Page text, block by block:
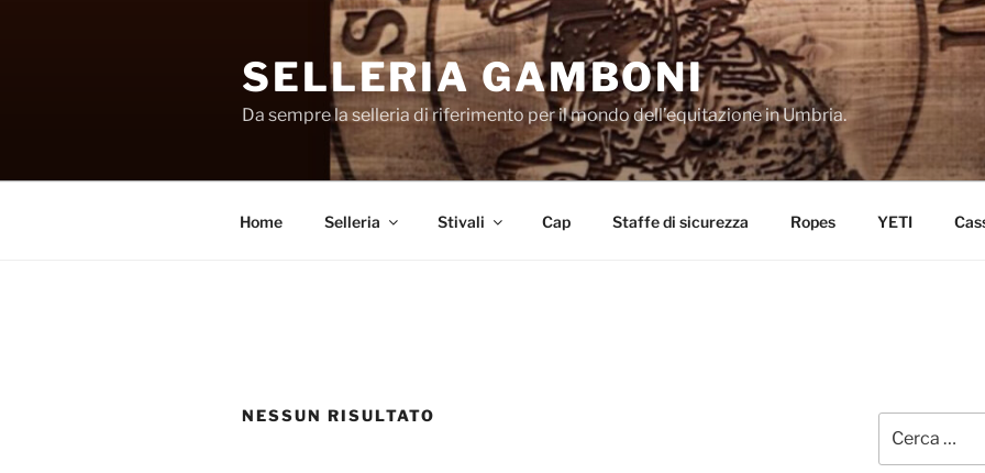
SELLERIA GAMBONI
Da sempre la selleria di riferimento per il mondo dell’equitazione in Umbria.
Home Selleria Stivali Cap Staffe di sicurezza Ropes YETI
NESSUN RISULTATO